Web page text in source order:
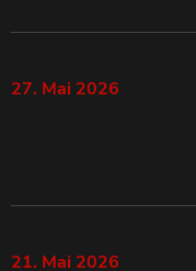
27. Mai 2026
21. Mai 2026